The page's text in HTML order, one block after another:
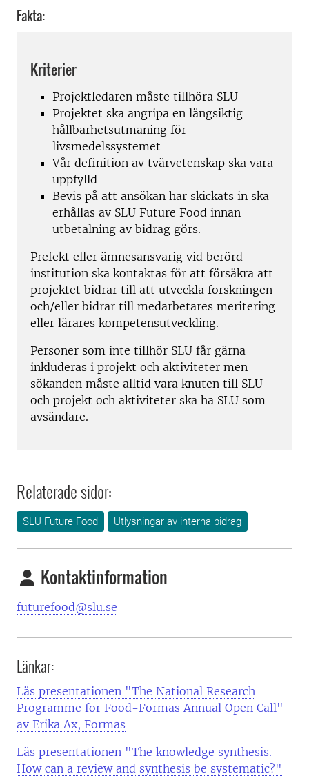
Fakta:
Kriterier
Projektledaren måste tillhöra SLU
Projektet ska angripa en långsiktig
hållbarhetsutmaning för
livsmedelssystemet
Vår definition av tvärvetenskap ska vara
uppfylld
Bevis på att ansökan har skickats in ska
erhållas av SLU Future Food innan
utbetalning av bidrag görs.
Prefekt eller ämnesansvarig vid berörd
institution ska kontaktas för att försäkra att
projektet bidrar till att utveckla forskningen
och/eller bidrar till medarbetares meritering
eller lärares kompetensutveckling.
Personer som inte tillhör SLU får gärna
inkluderas i projekt och aktiviteter men
sökanden måste alltid vara knuten till SLU
och projekt och aktiviteter ska ha SLU som
avsändare.
Relaterade sidor:
SLU Future Food Utlysningar av interna bidrag
Kontaktinformation
futurefood@slu.se
Länkar:
Läs presentationen "The National Research
Programme for Food-Formas Annual Open Call"
av Erika Ax, Formas
Läs presentationen "The knowledge synthesis.
How can a review and synthesis be systematic?"